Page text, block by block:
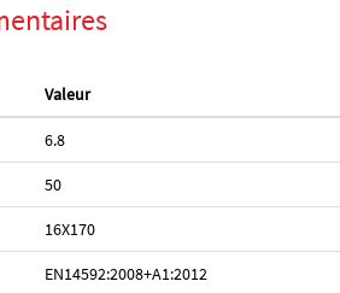
Valeur
6.8
50
16X170
EN14592:2008+A1:2012